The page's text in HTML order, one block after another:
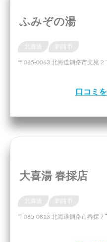
ふみぞの湯
釧路市
〒085-0063 北海道釧路市文苑２
口コミ
大喜湯 春採店
釧路市
〒085-0813 北海道釧路市春採７